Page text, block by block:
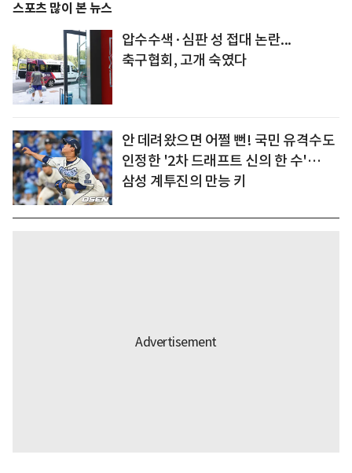
스포츠 많이 본 뉴스
압수수색·심판 성 접대 논란...
축구협회, 고개 숙였다
안 데려왔으면 어쩔 뻔! 국민 유격수도
인정한 '2차 드래프트 신의 한 수'…
삼성 계투진의 만능 키